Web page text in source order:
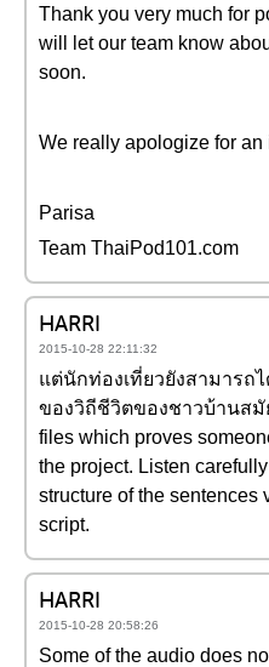
Thank you very much for
will let our team know
soon.
We really apologize for
Parisa
Team ThaiPod101.com
HARRI
2015-10-28 22:11:32
แต่นักท่องเที่ยวยังสามารถ
ของวิถีชีวิตของชาวบ้านสมั
files which proves
the project. Listen
structure of the sentences
script.
HARRI
2015-10-28 20:58:26
Some of the audio does